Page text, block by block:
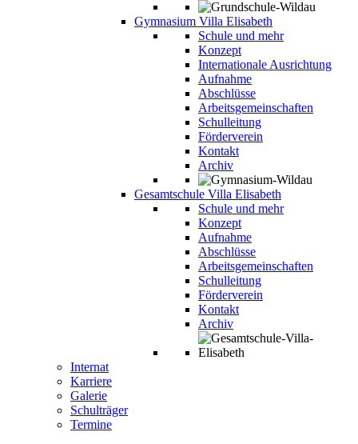
Gymnasium Villa Elisabeth
Schule und mehr
Konzept
Internationale Ausrichtung
Aufnahme
Abschlüsse
Arbeitsgemeinschaften
Schulleitung
Förderverein
Kontakt
Archiv
Gesamtschule Villa Elisabeth
Schule und mehr
Konzept
Aufnahme
Abschlüsse
Arbeitsgemeinschaften
Schulleitung
Förderverein
Kontakt
Archiv
Internat
Karriere
Galerie
Schulträger
Termine